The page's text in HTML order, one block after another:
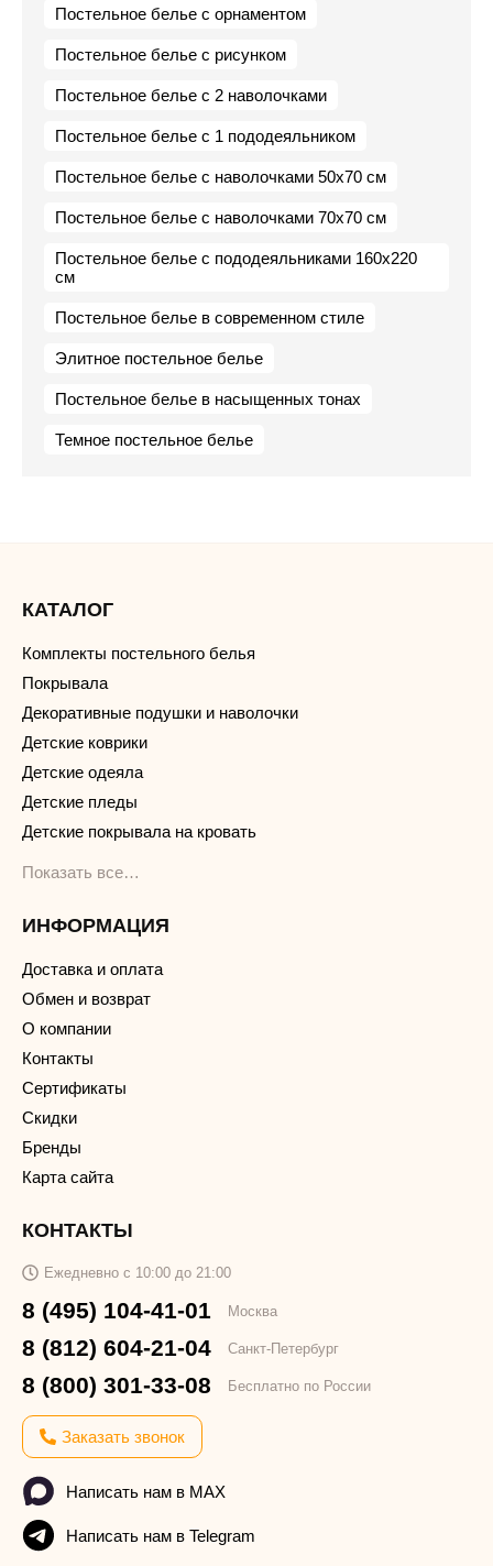
Постельное белье с орнаментом
Постельное белье с рисунком
Постельное белье с 2 наволочками
Постельное белье с 1 пододеяльником
Постельное белье с наволочками 50х70 см
Постельное белье с наволочками 70х70 см
Постельное белье с пододеяльниками 160х220
см
Постельное белье в современном стиле
Элитное постельное белье
Постельное белье в насыщенных тонах
Темное постельное белье
КАТАЛОГ
Комплекты постельного белья
Покрывала
Декоративные подушки и наволочки
Детские коврики
Детские одеяла
Детские пледы
Детские покрывала на кровать
Показать все…
ИНФОРМАЦИЯ
Доставка и оплата
Обмен и возврат
О компании
Контакты
Сертификаты
Скидки
Бренды
Карта сайта
КОНТАКТЫ
Ежедневно с 10:00 до 21:00
8 (495) 104-41-01 Москва
8 (812) 604-21-04 Санкт-Петербург
8 (800) 301-33-08 Бесплатно по России
Заказать звонок
Написать нам в MAX
Написать нам в Telegram